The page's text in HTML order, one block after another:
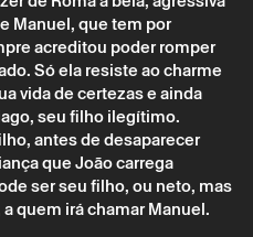
Manuel, que tem por
acreditou poder romper
Só ela resiste ao charme
vida de certezas e ainda
seu filho ilegítimo.
antes de desaparecer
que João carrega
ser seu filho, ou neto, mas
quem irá chamar Manuel.
da Lua – Paulo